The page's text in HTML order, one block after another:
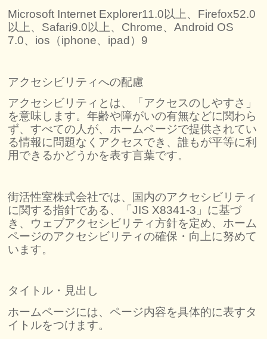
Microsoft Internet Explorer11.0以上、Firefox52.0
以上、Safari9.0以上、Chrome、Android OS
7.0、ios（iphone、ipad）9
アクセシビリティへの配慮
アクセシビリティとは、「アクセスのしやすさ」
を意味します。年齢や障がいの有無などに関わら
ず、すべての人が、ホームページで提供されてい
る情報に問題なくアクセスでき、誰もが平等に利
用できるかどうかを表す言葉です。
街活性室株式会社では、国内のアクセシビリティ
に関する指針である、「JIS X8341-3」に基づ
き、ウェブアクセシビリティ方針を定め、ホーム
ページのアクセシビリティの確保・向上に努めて
います。
タイトル・見出し
ホームページには、ページ内容を具体的に表すタ
イトルをつけます。